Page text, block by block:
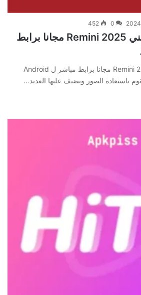
0
452
تحميل تطبيق ريميني 2025 Remini مجانا برابط
تحميل تطبيق ريميني 2025 Remini مجانا برابط مباشر ل Android